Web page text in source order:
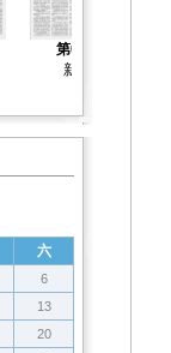
第04版
新闻
六
6
13
20